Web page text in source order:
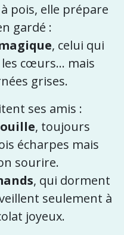
pois, elle prépare
gardé :
, celui qui
les cœurs… mais
grises.
ses amis :
, toujours
écharpes mais
sourire.
, qui dorment
seulement à
joyeux.